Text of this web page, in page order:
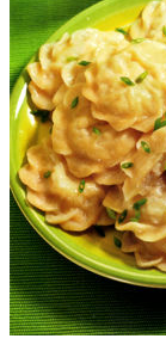
морские
гребешки с
овощами
Креветки с
картофелем и
брокколи
Лосось с
луковым
соусом